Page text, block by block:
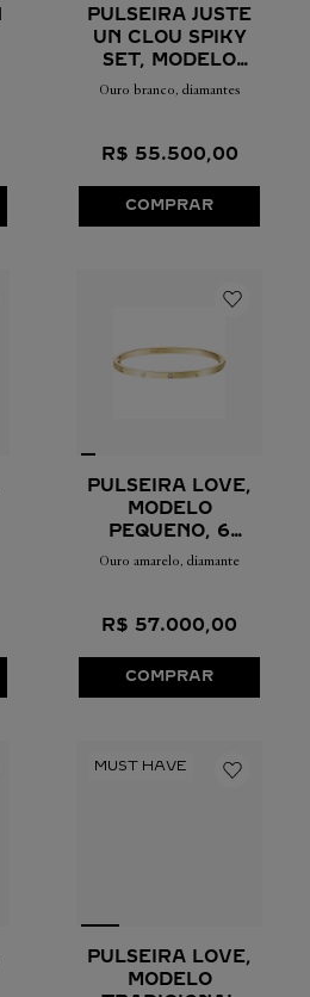
PULSEIRA JUSTE
UN CLOU SPIKY
SET, MODELO
PEQUENO
Ouro branco, diamantes
R$ 55.500,00
COMPRAR
PULSEIRA LOVE,
MODELO
PEQUENO, 6
DIAMANTES
Ouro amarelo, diamante
R$ 57.000,00
COMPRAR
PULSEIRA LOVE,
MODELO